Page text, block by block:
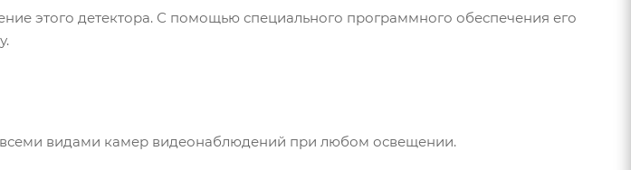
этого детектора. С помощью специального программного обеспечения его
видами камер видеонаблюдений при любом освещении.